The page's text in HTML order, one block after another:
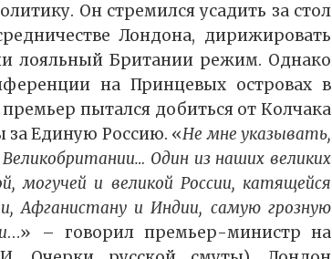
Он стремился усадить за стол
Лондона, дирижировать
лояльный Британии режим. Однако
на Принцевых островах в
пытался добиться от Колчака
за Единую Россию. «Не мне указывать,
Один из наших великих
могучей и великой России, катящейся
Афганистану и Индии, самую грозную
…» – говорил премьер-министр на